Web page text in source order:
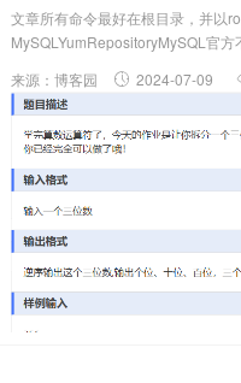
文章所有命令最好在根目录，并以
MySQLYumRepositoryMySQL官
sudoyuminstallhttps://
来源：博客园 2024-07-09